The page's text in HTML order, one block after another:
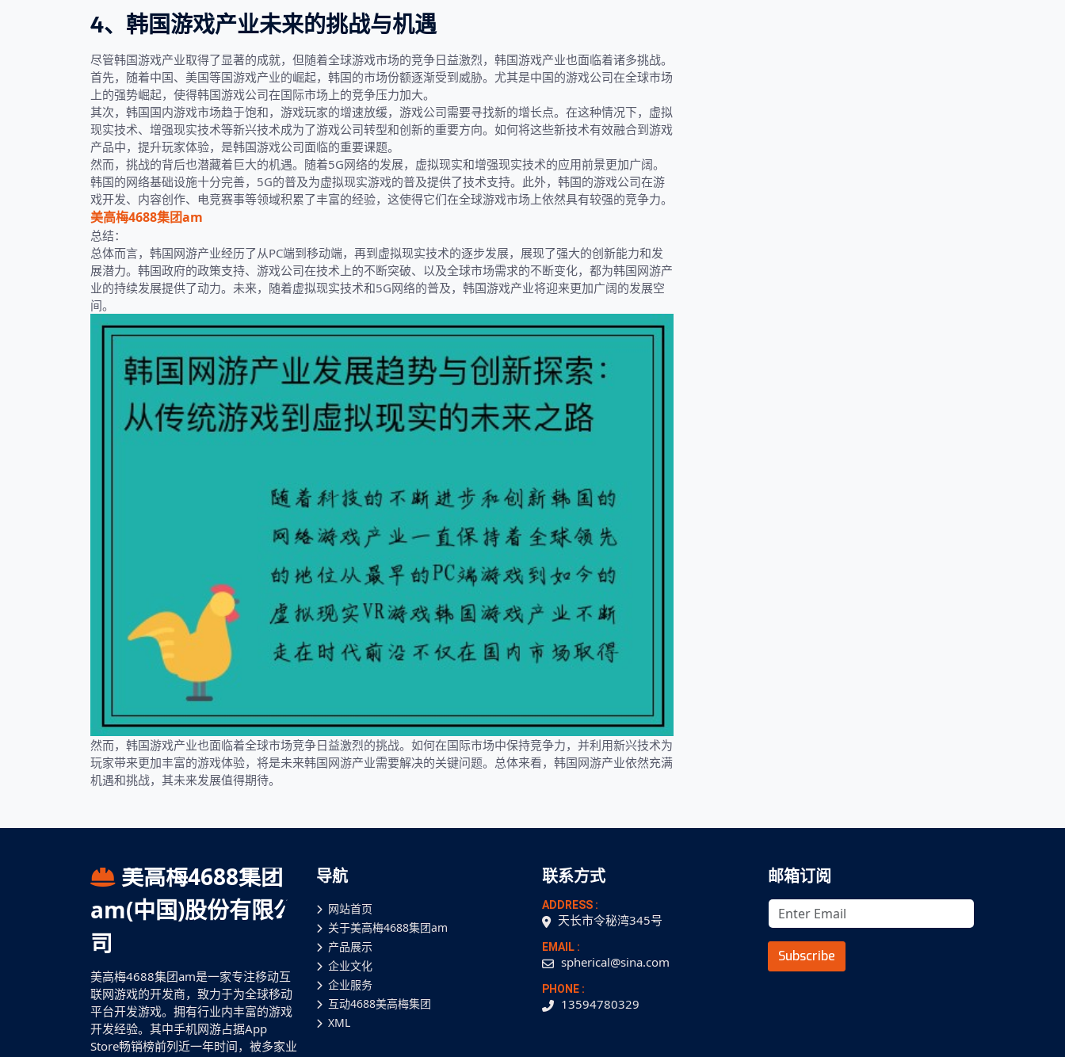
4、韩国游戏产业未来的挑战与机遇
尽管韩国游戏产业取得了显著的成就，但随着全球游戏市场的竞争日益激烈，韩国游戏产业也面临着诸多挑战。
首先，随着中国、美国等国游戏产业的崛起，韩国的市场份额逐渐受到威胁。尤其是中国的游戏公司在全球市场
上的强势崛起，使得韩国游戏公司在国际市场上的竞争压力加大。
其次，韩国国内游戏市场趋于饱和，游戏玩家的增速放缓，游戏公司需要寻找新的增长点。在这种情况下，虚拟
现实技术、增强现实技术等新兴技术成为了游戏公司转型和创新的重要方向。如何将这些新技术有效融合到游戏
产品中，提升玩家体验，是韩国游戏公司面临的重要课题。
然而，挑战的背后也潜藏着巨大的机遇。随着5G网络的发展，虚拟现实和增强现实技术的应用前景更加广阔。
韩国的网络基础设施十分完善，5G的普及为虚拟现实游戏的普及提供了技术支持。此外，韩国的游戏公司在游
戏开发、内容创作、电竞赛事等领域积累了丰富的经验，这使得它们在全球游戏市场上依然具有较强的竞争力。
美高梅4688集团am
总结：
总体而言，韩国网游产业经历了从PC端到移动端，再到虚拟现实技术的逐步发展，展现了强大的创新能力和发
展潜力。韩国政府的政策支持、游戏公司在技术上的不断突破、以及全球市场需求的不断变化，都为韩国网游产
业的持续发展提供了动力。未来，随着虚拟现实技术和5G网络的普及，韩国游戏产业将迎来更加广阔的发展空
间。
然而，韩国游戏产业也面临着全球市场竞争日益激烈的挑战。如何在国际市场中保持竞争力，并利用新兴技术为
玩家带来更加丰富的游戏体验，将是未来韩国网游产业需要解决的关键问题。总体来看，韩国网游产业依然充满
机遇和挑战，其未来发展值得期待。
美高梅4688集团
am(中国)股份有限公
司
美高梅4688集团am是一家专注移动互
联网游戏的开发商，致力于为全球移动
平台开发游戏。拥有行业内丰富的游戏
开发经验。其中手机网游占据App
Store畅销榜前列近一年时间，被多家业
导航
网站首页
关于美高梅4688集团am
产品展示
企业文化
企业服务
互动4688美高梅集团
XML
联系方式
ADDRESS :
天长市令秘湾345号
EMAIL :
spherical@sina.com
PHONE :
13594780329
邮箱订阅
Subscribe